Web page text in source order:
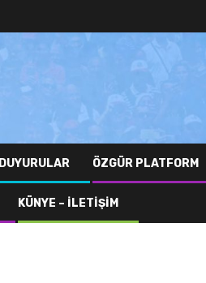
DUYURULAR ÖZGÜR PLATFORM
KÜNYE – İLETIŞIM